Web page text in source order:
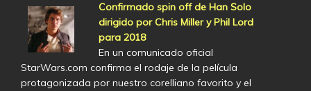
Confirmado spin off de Han Solo
dirigido por Chris Miller y Phil Lord
para 2018
En un comunicado oficial
StarWars.com confirma el rodaje de la película
protagonizada por nuestro corelliano favorito y el